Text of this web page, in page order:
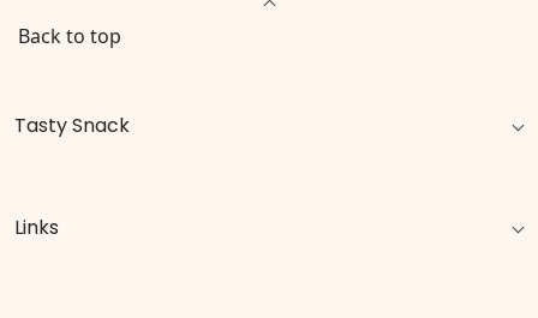
Back to top
Tasty Snack
Links